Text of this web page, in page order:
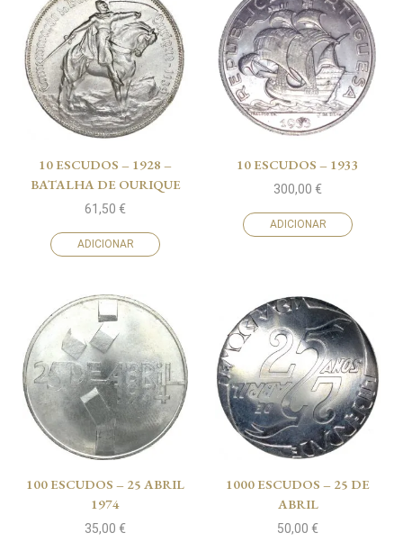
10 ESCUDOS – 1928 –
BATALHA DE OURIQUE
61,50 €
ADICIONAR
10 ESCUDOS – 1933
300,00 €
ADICIONAR
100 ESCUDOS – 25 ABRIL
1974
35,00 €
1000 ESCUDOS – 25 DE
ABRIL
50,00 €